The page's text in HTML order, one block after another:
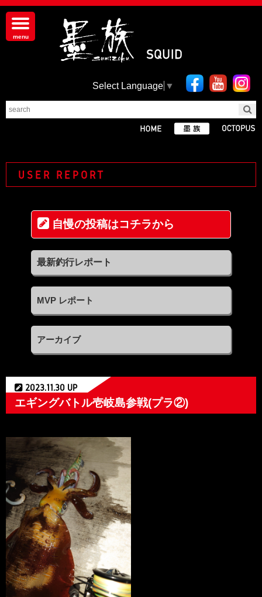
Select Language ▼
USER REPORT
自慢の投稿はコチラから
MVP レポート
アーカイブ
2023.11.30 UP
エギングバトル壱岐島参戦(プラ②)